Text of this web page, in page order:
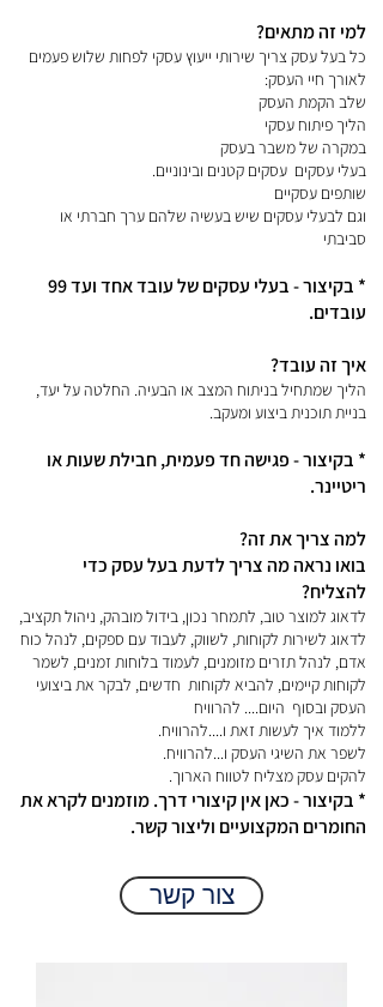
למי זה מתאים?
כל בעל עסק צריך שירותי ייעוץ עסקי לפחות שלוש פעמים
לאורך חיי העסק:
שלב הקמת העסק
הליך פיתוח עסקי
במקרה של משבר בעסק
בעלי עסקים עסקים קטנים ובינוניים.
שותפים עסקיים
וגם לבעלי עסקים שיש בעשיה שלהם ערך חברתי או
סביבתי
* בקיצור - בעלי עסקים של עובד אחד ועד 99
עובדים.
איך זה עובד?
הליך שמתחיל בניתוח המצב או הבעיה. החלטה על יעד,
בניית תוכנית ביצוע ומעקב.
* בקיצור - פגישה חד פעמית, חבילת שעות או
ריטיינר.
למה צריך את זה?
בואו נראה מה צריך לדעת בעל עסק כדי
להצליח?
לדאוג למוצר טוב, לתמחר נכון, בידול מובהק, ניהול תקציב,
לדאוג לשירות לקוחות, לשווק, לעבוד עם ספקים, לנהל כוח
אדם, לנהל תזרים מזומנים, לעמוד בלוחות זמנים, לשמר
לקוחות קיימים, להביא לקוחות חדשים, לבקר את ביצועי
העסק ובסוף היום.... להרוויח
ללמוד איך לעשות זאת ו....להרוויח.
לשפר את השיגי העסק ו...להרוויח.
להקים עסק מצליח לטווח הארוך.
* בקיצור - כאן אין קיצורי דרך. מוזמנים לקרא את
החומרים המקצועיים וליצור קשר.
צור קשר